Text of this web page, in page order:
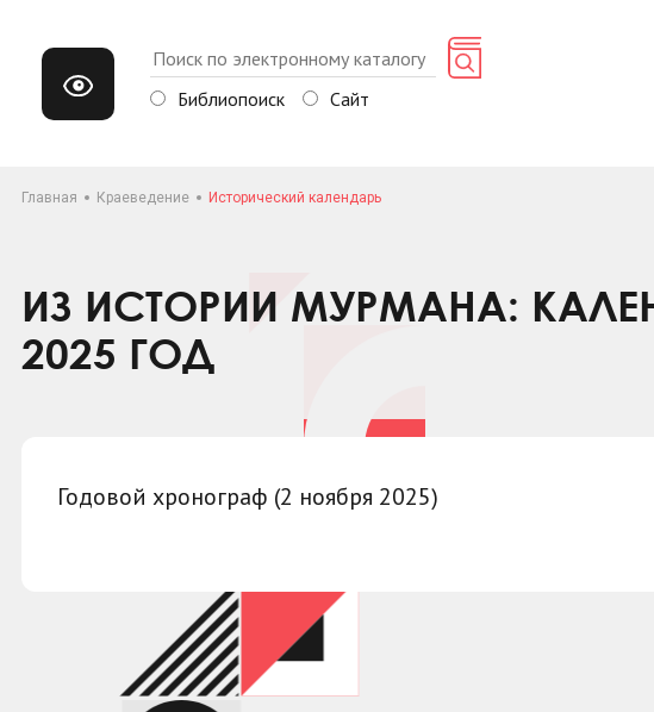
Библиопоиск Сайт
Главная Краеведение Исторический календарь
ИЗ ИСТОРИИ МУРМАНА:
2025 ГОД
Годовой хронограф (2 ноября 2025)